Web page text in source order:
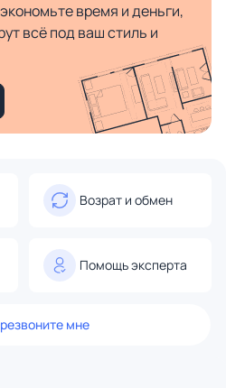
время и деньги,
всё под ваш стиль и
Возрат и обмен
Помощь эксперта
мне